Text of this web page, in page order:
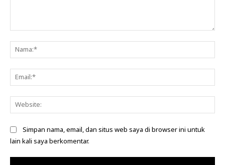
Simpan nama, email, dan situs web saya di browser ini untuk
lain kali saya berkomentar.